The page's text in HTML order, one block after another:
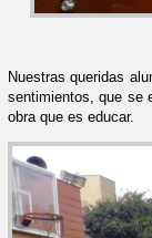
Nuestras queridas
sentimientos, que se
obra que es educar.